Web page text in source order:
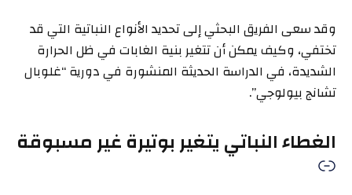
وقد سعى الفريق البحثي إلى تحديد الأنواع النباتية التي قد
تختفي، وكيف يمكن أن تتغير بنية الغابات في ظل الحرارة
الشديدة، في الدراسة الحديثة المنشورة في دورية “غلوبال
تشانج بيولوجي”.
الغطاء النباتي يتغير بوتيرة غير مسبوقة